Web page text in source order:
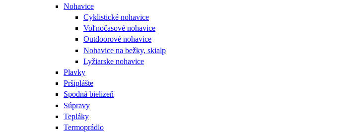
Nohavice
Cyklistické nohavice
Voľnočasové nohavice
Outdoorové nohavice
Nohavice na bežky, skialp
Lyžiarske nohavice
Plavky
Pršiplášte
Spodná bielizeň
Súpravy
Tepláky
Termoprádlo